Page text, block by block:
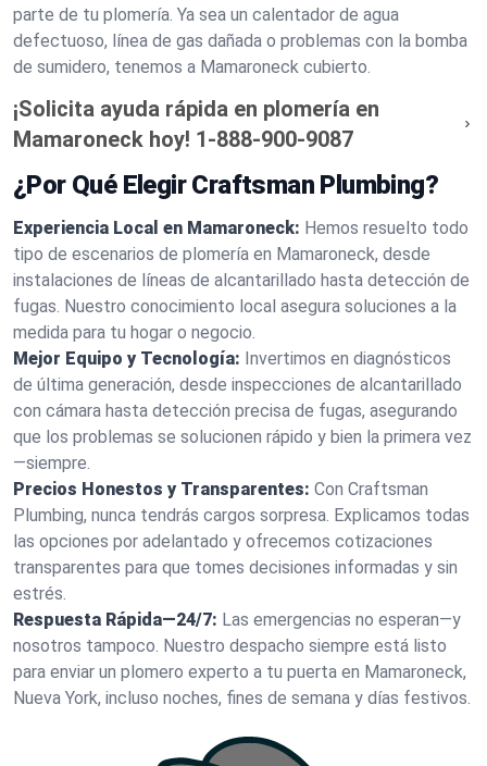
parte de tu plomería. Ya sea un calentador de agua
defectuoso, línea de gas dañada o problemas con la bomba
de sumidero, tenemos a Mamaroneck cubierto.
¡Solicita ayuda rápida en plomería en
Mamaroneck hoy! 1-888-900-9087
¿Por Qué Elegir Craftsman Plumbing?
Experiencia Local en Mamaroneck: Hemos resuelto todo
tipo de escenarios de plomería en Mamaroneck, desde
instalaciones de líneas de alcantarillado hasta detección de
fugas. Nuestro conocimiento local asegura soluciones a la
medida para tu hogar o negocio.
Mejor Equipo y Tecnología: Invertimos en diagnósticos
de última generación, desde inspecciones de alcantarillado
con cámara hasta detección precisa de fugas, asegurando
que los problemas se solucionen rápido y bien la primera vez
—siempre.
Precios Honestos y Transparentes: Con Craftsman
Plumbing, nunca tendrás cargos sorpresa. Explicamos todas
las opciones por adelantado y ofrecemos cotizaciones
transparentes para que tomes decisiones informadas y sin
estrés.
Respuesta Rápida—24/7: Las emergencias no esperan—y
nosotros tampoco. Nuestro despacho siempre está listo
para enviar un plomero experto a tu puerta en Mamaroneck,
Nueva York, incluso noches, fines de semana y días festivos.